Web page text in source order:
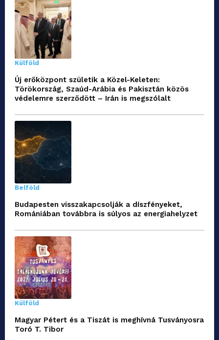
Külföld
Új erőközpont születik a Közel-Keleten:
Törökország, Szaúd-Arábia és Pakisztán közös
védelemre szerződött – Irán is megszólalt
Belföld
Budapesten visszakapcsolják a díszfényeket,
Romániában továbbra is súlyos az energiahelyzet
Külföld
Magyar Pétert és a Tiszát is meghívná Tusványosra
Toró T. Tibor